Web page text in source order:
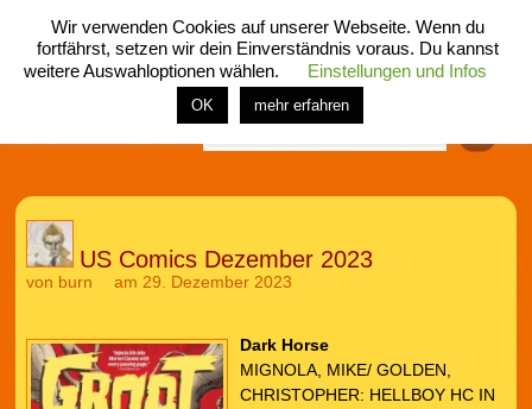
menü
home rubrik buch comic spiel fotos shop
US Comics Dezember 2023
von burn am 29. Dezember 2023
Dark Horse
MIGNOLA, MIKE/ GOLDEN,
CHRISTOPHER: HELLBOY HC IN
Wir verwenden Cookies auf unserer Webseite. Wenn du
fortfährst, setzen wir dein Einverständnis voraus. Du kannst
weitere Auswahloptionen wählen.
Einstellungen und Infos
OK mehr erfahren